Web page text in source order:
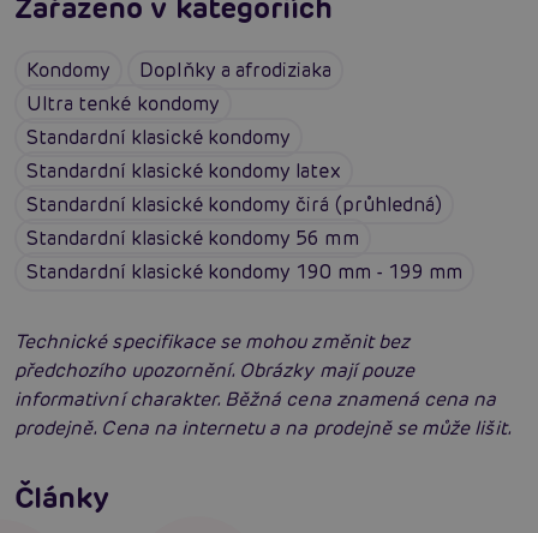
Zařazeno v kategoriích
Kondomy
Doplňky a afrodiziaka
Ultra tenké kondomy
Standardní klasické kondomy
Standardní klasické kondomy latex
Standardní klasické kondomy čirá (průhledná)
Standardní klasické kondomy 56 mm
Standardní klasické kondomy 190 mm - 199 mm
Technické specifikace se mohou změnit bez
předchozího upozornění. Obrázky mají pouze
informativní charakter. Běžná cena znamená cena na
prodejně. Cena na internetu a na prodejně se může lišit.
Články
Jak na zlepšení a podporu erekce
Číst více
Jak správně vybrat a nasadit kondom